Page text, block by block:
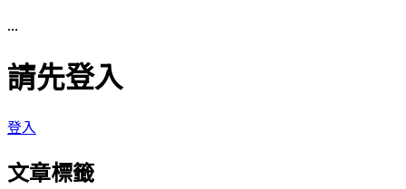
...
請先登入
登入
文章標籤